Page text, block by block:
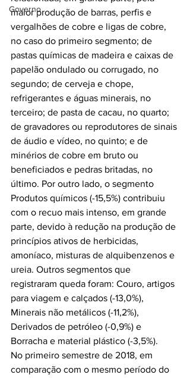
Governo
maior produção de barras, perfis e
vergalhões de cobre e ligas de cobre,
no caso do primeiro segmento; de
pastas químicas de madeira e caixas de
papelão ondulado ou corrugado, no
segundo; de cerveja e chope,
refrigerantes e águas minerais, no
terceiro; de pasta de cacau, no quarto;
de gravadores ou reprodutores de sinais
de áudio e vídeo, no quinto; e de
minérios de cobre em bruto ou
beneficiados e pedras britadas, no
último. Por outro lado, o segmento
Produtos químicos (-15,5%) contribuiu
com o recuo mais intenso, em grande
parte, devido à redução na produção de
princípios ativos de herbicidas,
amoníaco, misturas de alquibenzenos e
ureia. Outros segmentos que
registraram queda foram: Couro, artigos
para viagem e calçados (-13,0%),
Minerais não metálicos (-11,2%),
Derivados de petróleo (-0,9%) e
Borracha e material plástico (-3,5%).
No primeiro semestre de 2018, em
comparação com o mesmo período do